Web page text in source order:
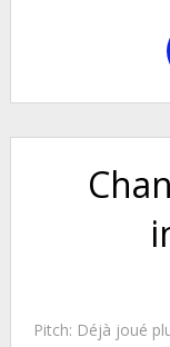
Pitch: Déjà joué